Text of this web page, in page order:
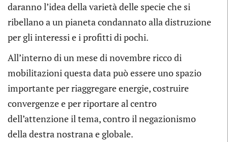
daranno l’idea della varietà delle specie che si
ribellano a un pianeta condannato alla distruzione
per gli interessi e i profitti di pochi.
All’interno di un mese di novembre ricco di
mobilitazioni questa data può essere uno spazio
importante per riaggregare energie, costruire
convergenze e per riportare al centro
dell’attenzione il tema, contro il negazionismo
della destra nostrana e globale.